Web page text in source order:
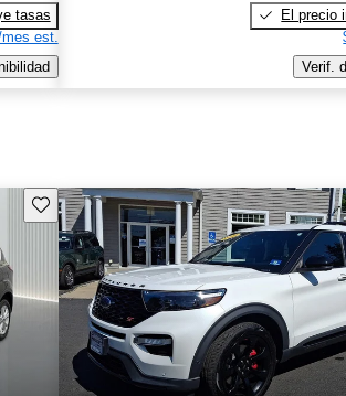
tasas
est.
El precio
Verif.
Guarda este Aviso